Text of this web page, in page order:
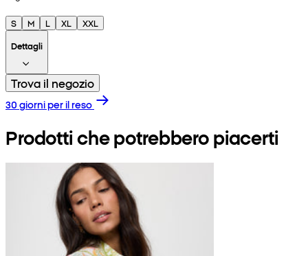
S M L XL
XXL
Dettagli
Trova il negozio
30 giorni per il reso
Prodotti che potrebbero piacerti